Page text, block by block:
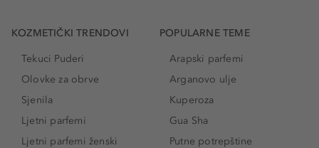
KOZMETIČKI TRENDOVI
Tekuci Puderi
Olovke za obrve
Sjenila
Ljetni parfemi
Ljetni parfemi ženski
POPULARNE TEME
Arapski parfemi
Arganovo ulje
Kuperoza
Gua Sha
Putne potrepštine